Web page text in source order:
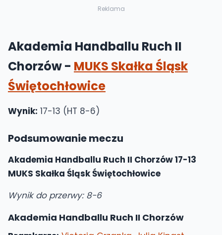
Reklama
Akademia Handballu Ruch II
Chorzów - MUKS Skałka Śląsk
Świętochłowice
Wynik: 17-13 (HT 8-6)
Podsumowanie meczu
Akademia Handballu Ruch II Chorzów 17-13
MUKS Skałka Śląsk Świętochłowice
Wynik do przerwy: 8-6
Akademia Handballu Ruch II Chorzów